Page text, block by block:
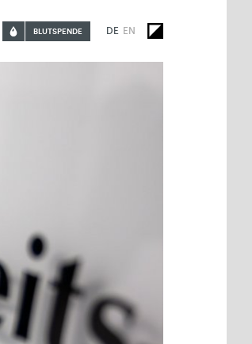
BLUTSPENDE DE EN